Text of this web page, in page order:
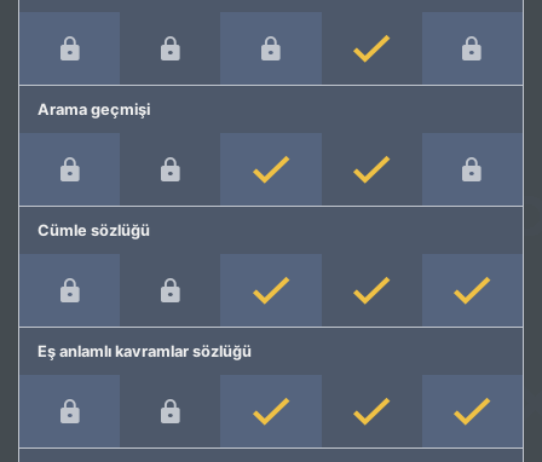
Arama geçmişi
Cümle sözlüğü
Eş anlamlı kavramlar sözlüğü